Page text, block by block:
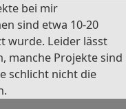
bei mir
sind etwa 10-20
wurde. Leider lässt
manche Projekte sind
schlicht nicht die